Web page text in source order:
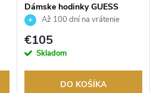
Dámske hodinky GUESS
GW0655L1
Až 100 dní na vrátenie
tovaru. Autorizovaný predajca.
€105
Skladom
DO KOŠÍKA